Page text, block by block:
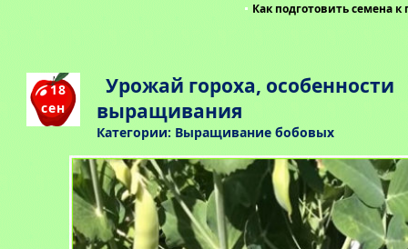
Как подготовить семена к
18
сен
Урожай гороха, особенности
выращивания
Категории: Выращивание бобовых